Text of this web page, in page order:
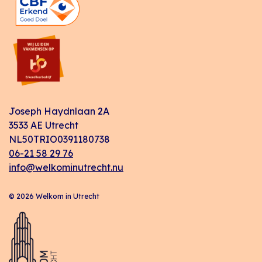
Joseph Haydnlaan 2A
3533 AE Utrecht
NL50TRIO0391180738
06-21 58 29 76
info@welkominutrecht.nu
© 2026 Welkom in Utrecht